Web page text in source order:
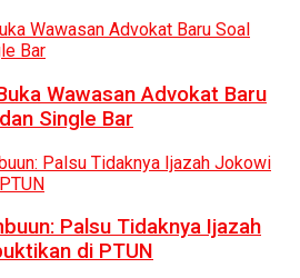
Wawasan Advokat Baru
Single Bar
Palsu Tidaknya Ijazah
di PTUN